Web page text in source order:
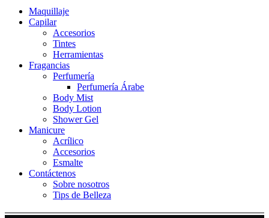
Maquillaje
Capilar
Accesorios
Tintes
Herramientas
Fragancias
Perfumería
Perfumería Árabe
Body Mist
Body Lotion
Shower Gel
Manicure
Acrílico
Accesorios
Esmalte
Contáctenos
Sobre nosotros
Tips de Belleza